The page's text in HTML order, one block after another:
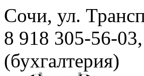
Сочи, ул.
8 918 305-56-
(бухгалтерия)